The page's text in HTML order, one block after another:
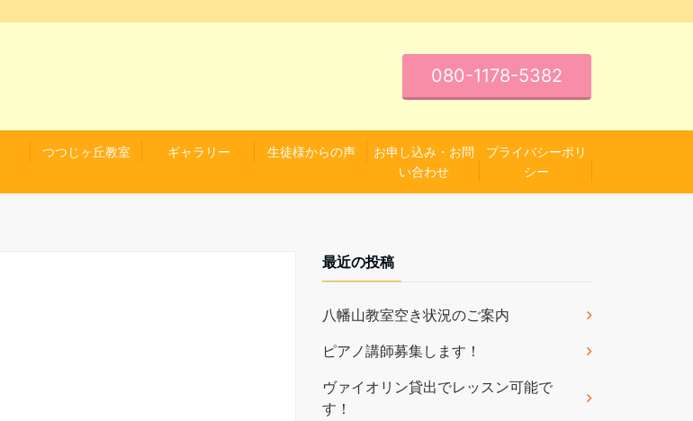
080-1178-5382
つつじヶ丘教室 ギャラリー 生徒様からの声
お申し込み・お問
い合わせ
プライバシーポリ
シー
最近の投稿
八幡山教室空き状況のご案内
ピアノ講師募集します！
ヴァイオリン貸出でレッスン可能で
す！